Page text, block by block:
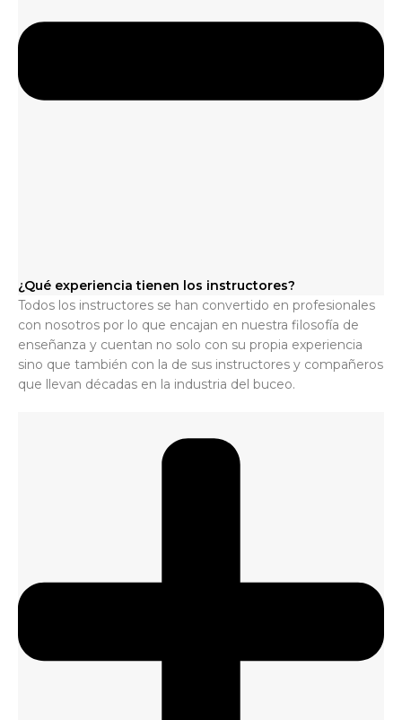
¿Qué experiencia tienen los instructores?
Todos los instructores se han convertido en profesionales
con nosotros por lo que encajan en nuestra filosofía de
enseñanza y cuentan no solo con su propia experiencia
sino que también con la de sus instructores y compañeros
que llevan décadas en la industria del buceo.